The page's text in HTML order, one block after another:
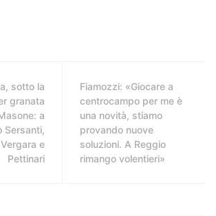
sotto la
granata
a
Sersanti,
e
Pettinari
Fiamozzi: «Giocare a
centrocampo per me è
una novità, stiamo
provando nuove
soluzioni. A Reggio
rimango volentieri»